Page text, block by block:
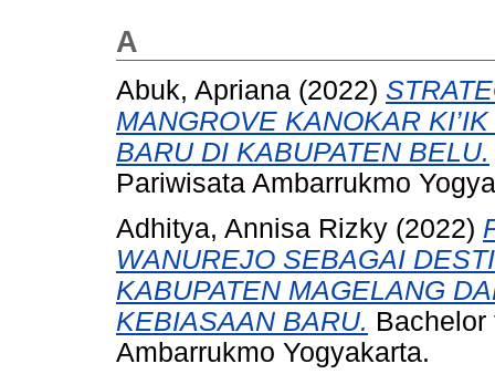
A
Abuk, Apriana (2022)
MANGROVE KANOKAR
BARU DI KABUPATEN BELU.
Pariwisata Ambarrukmo
Adhitya, Annisa Rizky (2022)
WANUREJO SEBAGAI
KABUPATEN MAGELANG
KEBIASAAN BARU.
Ambarrukmo Yogyakarta.